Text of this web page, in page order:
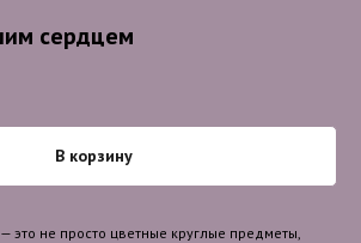
сердцем
В корзину
— это не просто цветные круглые предметы,